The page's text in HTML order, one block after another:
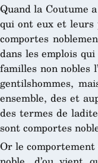
Quand la Coutume
qui ont eux et leurs
comportes
dans les emplois
familles non nobles
gentilshommes,
ensemble, des et
des termes de
sont comportes
Or le comportement